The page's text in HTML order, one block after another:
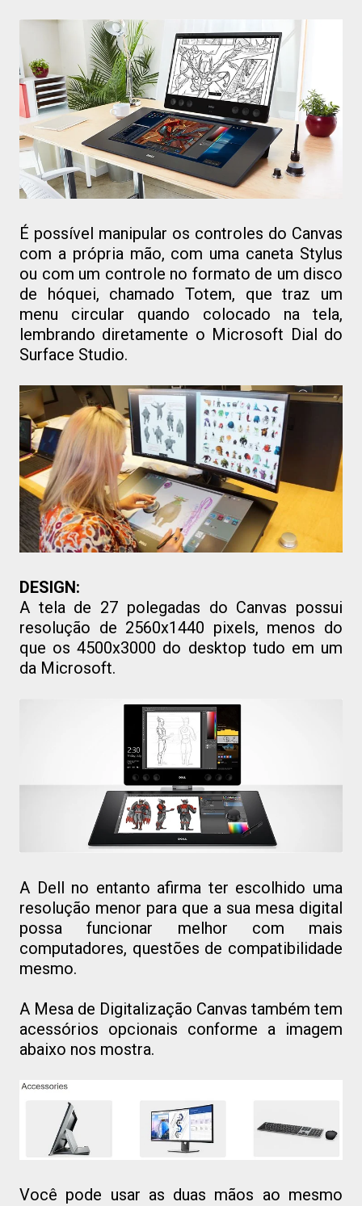
É possível manipular os controles do Canvas
com a própria mão, com uma caneta Stylus
ou com um controle no formato de um disco
de hóquei, chamado Totem, que traz um
menu circular quando colocado na tela,
lembrando diretamente o Microsoft Dial do
Surface Studio.
DESIGN:
A tela de 27 polegadas do Canvas possui
resolução de 2560x1440 pixels, menos do
que os 4500x3000 do desktop tudo em um
da Microsoft.
A Dell no entanto afirma ter escolhido uma
resolução menor para que a sua mesa digital
possa funcionar melhor com mais
computadores, questões de compatibilidade
mesmo.
A Mesa de Digitalização Canvas também tem
acessórios opcionais conforme a imagem
abaixo nos mostra.
Você pode usar as duas mãos ao mesmo